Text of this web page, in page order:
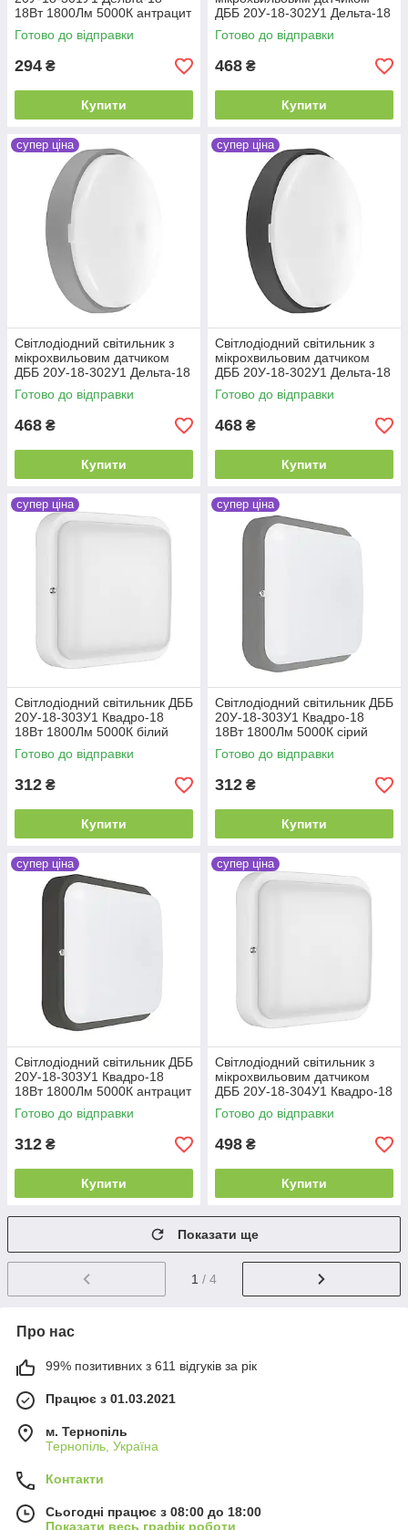
18Вт 1800Лм 5000К антрацит
Готово до відправки
294 ₴
Купити
ДББ 20У-18-302У1 Дельта-18
Д 18Вт 1800Лм 5000К білий
Готово до відправки
468 ₴
Купити
супер ціна
Світлодіодний світильник з
мікрохвильовим датчиком
ДББ 20У-18-302У1 Дельта-18
Д 18Вт 1800Лм 5000К сірий
Готово до відправки
468 ₴
Купити
супер ціна
Світлодіодний світильник з
мікрохвильовим датчиком
ДББ 20У-18-302У1 Дельта-18
Д 18Вт 1800Лм 5000К
антрацит
Готово до відправки
468 ₴
Купити
супер ціна
Світлодіодний світильник ДББ
20У-18-303У1 Квадро-18
18Вт 1800Лм 5000К білий
Готово до відправки
312 ₴
Купити
супер ціна
Світлодіодний світильник ДББ
20У-18-303У1 Квадро-18
18Вт 1800Лм 5000К сірий
Готово до відправки
312 ₴
Купити
супер ціна
Світлодіодний світильник ДББ
20У-18-303У1 Квадро-18
18Вт 1800Лм 5000К антрацит
Готово до відправки
312 ₴
Купити
супер ціна
Світлодіодний світильник з
мікрохвильовим датчиком
ДББ 20У-18-304У1 Квадро-18
Д 18Вт 1800Лм 5000К білий
Готово до відправки
498 ₴
Купити
Показати ще
1 / 4
Про нас
99% позитивних з 611 відгуків за рік
Працює з 01.03.2021
м. Тернопіль
Тернопіль, Україна
Контакти
Сьогодні працює з 08:00 до 18:00
Показати весь графік роботи